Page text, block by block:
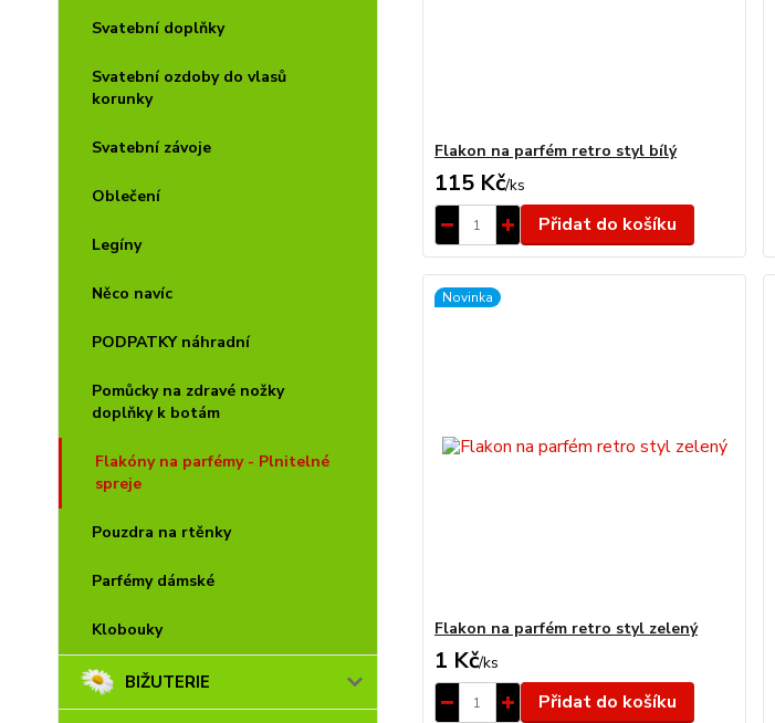
Svatební doplňky
Svatební ozdoby do vlasů
korunky
Svatební závoje
Oblečení
Legíny
Něco navíc
PODPATKY náhradní
Pomůcky na zdravé nožky
doplňky k botám
Flakóny na parfémy - Plnitelné
spreje
Pouzdra na rtěnky
Parfémy dámské
Klobouky
BIŽUTERIE
Flakon na parfém retro styl bílý
115 Kč/ks
Přidat do košíku
Novinka
Flakon na parfém retro styl zelený
1 Kč/ks
Přidat do košíku